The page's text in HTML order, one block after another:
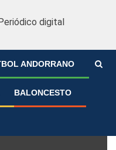
ANDORRANO
BALONCESTO